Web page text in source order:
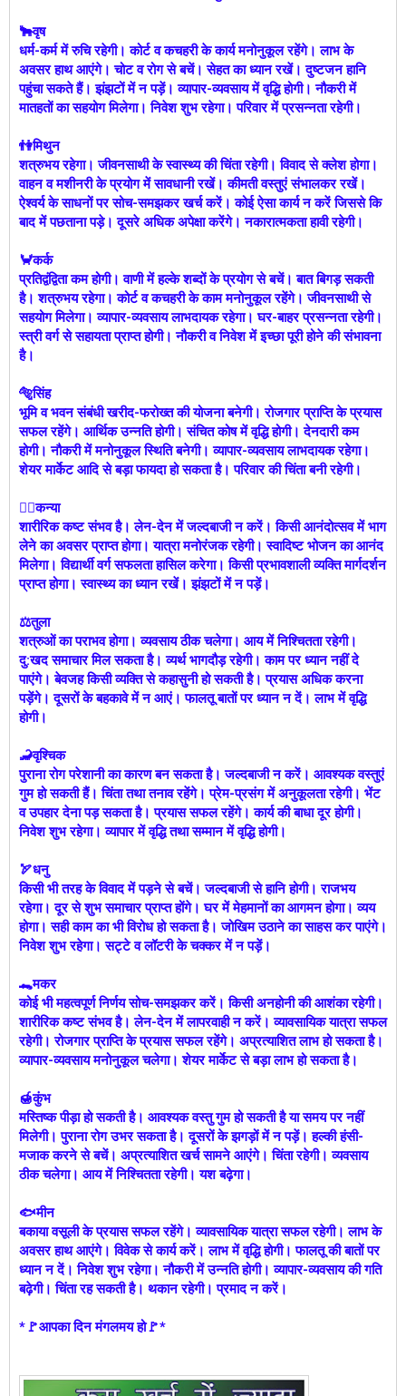
🐂वृष
धर्म-कर्म में रुचि रहेगी। कोर्ट व कचहरी के कार्य मनोनुकूल रहेंगे। लाभ के
अवसर हाथ आएंगे। चोट व रोग से बचें। सेहत का ध्यान रखें। दुष्टजन हानि
पहुंचा सकते हैं। झंझटों में न पड़ें। व्यापार-व्यवसाय में वृद्धि होगी। नौकरी में
मातहतों का सहयोग मिलेगा। निवेश शुभ रहेगा। परिवार में प्रसन्नता रहेगी।
👫मिथुन
शत्रुभय रहेगा। जीवनसाथी के स्वास्थ्य की चिंता रहेगी। विवाद से क्लेश होगा।
वाहन व मशीनरी के प्रयोग में सावधानी रखें। कीमती वस्तुएं संभालकर रखें।
ऐश्वर्य के साधनों पर सोच-समझकर खर्च करें। कोई ऐसा कार्य न करें जिससे कि
बाद में पछताना पड़े। दूसरे अधिक अपेक्षा करेंगे। नकारात्मकता हावी रहेगी।
🦀कर्क
प्रतिद्वंद्विता कम होगी। वाणी में हल्के शब्दों के प्रयोग से बचें। बात बिगड़ सकती
है। शत्रुभय रहेगा। कोर्ट व कचहरी के काम मनोनुकूल रहेंगे। जीवनसाथी से
सहयोग मिलेगा। व्यापार-व्यवसाय लाभदायक रहेगा। घर-बाहर प्रसन्नता रहेगी।
स्त्री वर्ग से सहायता प्राप्त होगी। नौकरी व निवेश में इच्छा पूरी होने की संभावना
है।
🐅सिंह
भूमि व भवन संबंधी खरीद-फरोख्त की योजना बनेगी। रोजगार प्राप्ति के प्रयास
सफल रहेंगे। आर्थिक उन्नति होगी। संचित कोष में वृद्धि होगी। देनदारी कम
होगी। नौकरी में मनोनुकूल स्थिति बनेगी। व्यापार-व्यवसाय लाभदायक रहेगा।
शेयर मार्केट आदि से बड़ा फायदा हो सकता है। परिवार की चिंता बनी रहेगी।
🙍‍♀️कन्या
शारीरिक कष्ट संभव है। लेन-देन में जल्दबाजी न करें। किसी आनंदोत्सव में भाग
लेने का अवसर प्राप्त होगा। यात्रा मनोरंजक रहेगी। स्वादिष्ट भोजन का आनंद
मिलेगा। विद्यार्थी वर्ग सफलता हासिल करेगा। किसी प्रभावशाली व्यक्ति मार्गदर्शन
प्राप्त होगा। स्वास्थ्य का ध्यान रखें। झंझटों में न पड़ें।
⚖️तुला
शत्रुओं का पराभव होगा। व्यवसाय ठीक चलेगा। आय में निश्चितता रहेगी।
दु:खद समाचार मिल सकता है। व्यर्थ भागदौड़ रहेगी। काम पर ध्यान नहीं दे
पाएंगे। बेवजह किसी व्यक्ति से कहासुनी हो सकती है। प्रयास अधिक करना
पड़ेंगे। दूसरों के बहकावे में न आएं। फालतू बातों पर ध्यान न दें। लाभ में वृद्धि
होगी।
🦂वृश्चिक
पुराना रोग परेशानी का कारण बन सकता है। जल्दबाजी न करें। आवश्यक वस्तुएं
गुम हो सकती हैं। चिंता तथा तनाव रहेंगे। प्रेम-प्रसंग में अनुकूलता रहेगी। भेंट
व उपहार देना पड़ सकता है। प्रयास सफल रहेंगे। कार्य की बाधा दूर होगी।
निवेश शुभ रहेगा। व्यापार में वृद्धि तथा सम्मान में वृद्धि होगी।
🏹धनु
किसी भी तरह के विवाद में पड़ने से बचें। जल्दबाजी से हानि होगी। राजभय
रहेगा। दूर से शुभ समाचार प्राप्त होंगे। घर में मेहमानों का आगमन होगा। व्यय
होगा। सही काम का भी विरोध हो सकता है। जोखिम उठाने का साहस कर पाएंगे।
निवेश शुभ रहेगा। सट्टे व लॉटरी के चक्कर में न पड़ें।
🐊मकर
कोई भी महत्वपूर्ण निर्णय सोच-समझकर करें। किसी अनहोनी की आशंका रहेगी।
शारीरिक कष्ट संभव है। लेन-देन में लापरवाही न करें। व्यावसायिक यात्रा सफल
रहेगी। रोजगार प्राप्ति के प्रयास सफल रहेंगे। अप्रत्याशित लाभ हो सकता है।
व्यापार-व्यवसाय मनोनुकूल चलेगा। शेयर मार्केट से बड़ा लाभ हो सकता है।
🍯कुंभ
मस्तिष्क पीड़ा हो सकती है। आवश्यक वस्तु गुम हो सकती है या समय पर नहीं
मिलेगी। पुराना रोग उभर सकता है। दूसरों के झगड़ों में न पड़ें। हल्की हंसी-
मजाक करने से बचें। अप्रत्याशित खर्च सामने आएंगे। चिंता रहेगी। व्यवसाय
ठीक चलेगा। आय में निश्चितता रहेगी। यश बढ़ेगा।
🐟मीन
बकाया वसूली के प्रयास सफल रहेंगे। व्यावसायिक यात्रा सफल रहेगी। लाभ के
अवसर हाथ आएंगे। विवेक से कार्य करें। लाभ में वृद्धि होगी। फालतू की बातों पर
ध्यान न दें। निवेश शुभ रहेगा। नौकरी में उन्नति होगी। व्यापार-व्यवसाय की गति
बढ़ेगी। चिंता रह सकती है। थकान रहेगी। प्रमाद न करें।
*🚩आपका दिन मंगलमय हो🚩*